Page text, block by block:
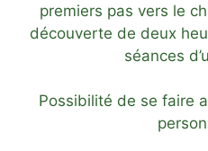
premiers pas vers le
découverte de deux
séances
Possibilité de se faire